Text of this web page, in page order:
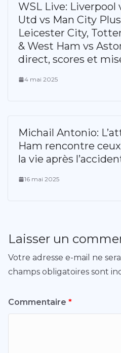
WSL Live: Liverpool
Utd vs Man City
Leicester City,
& West Ham vs
direct, scores et
4 mai 2025
Michail Antonio:
Ham rencontre
la vie après
16 mai 2025
Laisser un
Votre adresse e-mail ne
champs obligatoires sont
Commentaire *